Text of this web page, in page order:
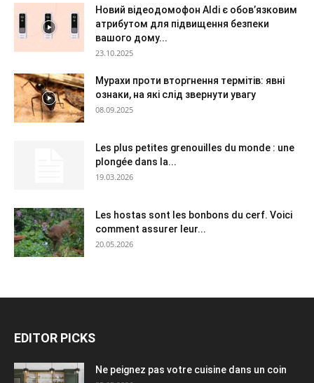
Новий відеодомофон Aldi є обов’язковим
атрибутом для підвищення безпеки
вашого дому...
23.10.2025
Мурахи проти вторгнення термітів: явні
ознаки, на які слід звернути увагу
08.09.2025
Les plus petites grenouilles du monde : une
plongée dans la...
19.03.2026
Les hostas sont les bonbons du cerf. Voici
comment assurer leur...
20.05.2026
EDITOR PICKS
Ne peignez pas votre cuisine dans un coin